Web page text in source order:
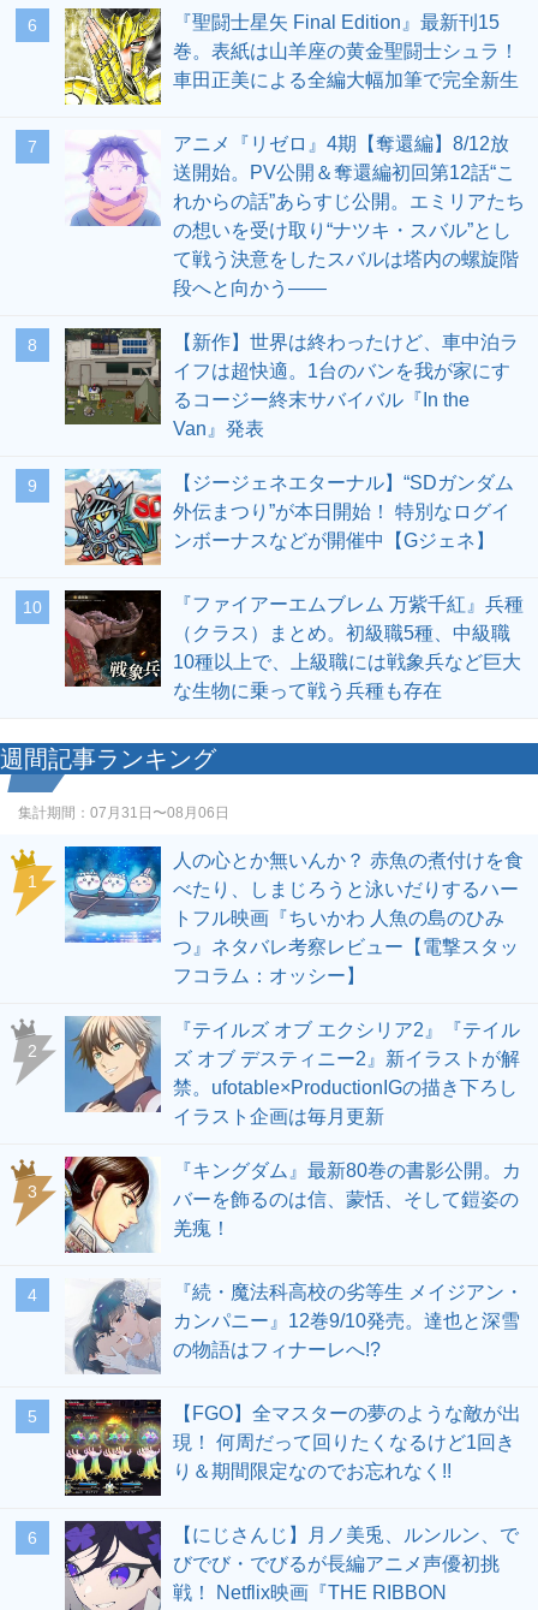
6
『聖闘士星矢 Final Edition』最新刊15
巻。表紙は山羊座の黄金聖闘士シュラ！
車田正美による全編大幅加筆で完全新生
7
アニメ『リゼロ』4期【奪還編】8/12放
送開始。PV公開＆奪還編初回第12話“こ
れからの話”あらすじ公開。エミリアたち
の想いを受け取り“ナツキ・スバル”とし
て戦う決意をしたスバルは塔内の螺旋階
段へと向かう――
8
【新作】世界は終わったけど、車中泊ラ
イフは超快適。1台のバンを我が家にす
るコージー終末サバイバル『In the
Van』発表
9
【ジージェネエターナル】“SDガンダム
外伝まつり”が本日開始！ 特別なログイ
ンボーナスなどが開催中【Gジェネ】
10
『ファイアーエムブレム 万紫千紅』兵種
（クラス）まとめ。初級職5種、中級職
10種以上で、上級職には戦象兵など巨大
な生物に乗って戦う兵種も存在
週間記事ランキング
集計期間： 07月31日〜08月06日
1
人の心とか無いんか？ 赤魚の煮付けを食
べたり、しまじろうと泳いだりするハー
トフル映画『ちいかわ 人魚の島のひみ
つ』ネタバレ考察レビュー【電撃スタッ
フコラム：オッシー】
2
『テイルズ オブ エクシリア2』『テイル
ズ オブ デスティニー2』新イラストが解
禁。ufotable×ProductionIGの描き下ろし
イラスト企画は毎月更新
3
『キングダム』最新80巻の書影公開。カ
バーを飾るのは信、蒙恬、そして鎧姿の
羌瘣！
4
『続・魔法科高校の劣等生 メイジアン・
カンパニー』12巻9/10発売。達也と深雪
の物語はフィナーレへ!?
5
【FGO】全マスターの夢のような敵が出
現！ 何周だって回りたくなるけど1回き
り＆期間限定なのでお忘れなく!!
6
【にじさんじ】月ノ美兎、ルンルン、で
びでび・でびるが長編アニメ声優初挑
戦！ Netflix映画『THE RIBBON